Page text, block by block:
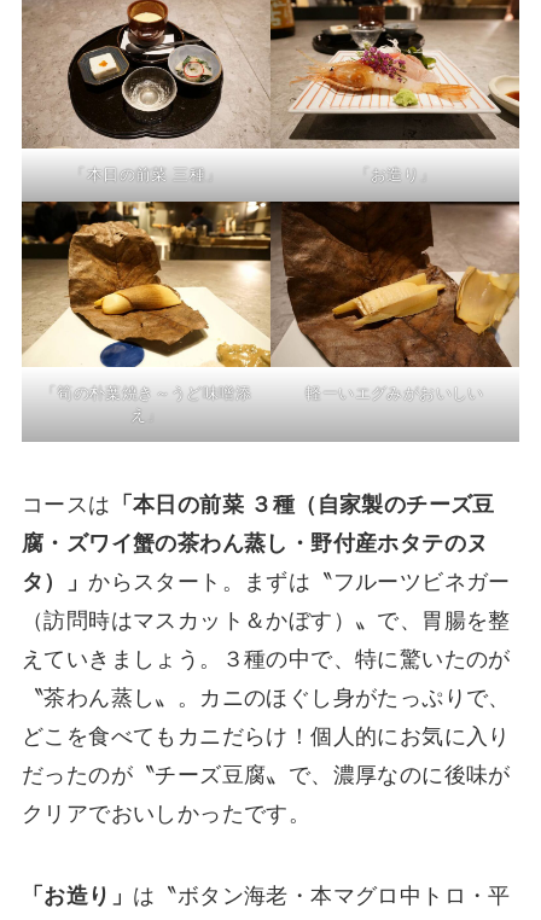
「本日の前菜 三種」 「お造り」
「筍の朴葉焼き～うど味噌添
え」
軽ーいエグみがおいしい
コースは 「本日の前菜 ３種（自家製のチーズ豆
腐・ズワイ蟹の茶わん蒸し・野付産ホタテのヌ
タ）」 からスタート。まずは〝フルーツビネガー
（訪問時はマスカット＆かぼす）〟で、胃腸を整
えていきましょう。３種の中で、特に驚いたのが
〝茶わん蒸し〟。カニのほぐし身がたっぷりで、
どこを食べてもカニだらけ！個人的にお気に入り
だったのが〝チーズ豆腐〟で、濃厚なのに後味が
クリアでおいしかったです。
「お造り」 は〝ボタン海老・本マグロ中トロ・平